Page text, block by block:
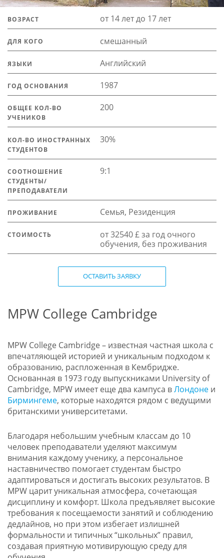
ВОЗРАСТ от 14 лет до 17 лет
ДЛЯ КОГО смешанный
ЯЗЫКИ Английский
ГОД ОСНОВАНИЯ 1987
ОБЩЕЕ КОЛ-ВО
УЧЕНИКОВ
200
КОЛ-ВО ИНОСТРАННЫХ
СТУДЕНТОВ
30%
СООТНОШЕНИЕ
СТУДЕНТЫ/
ПРЕПОДАВАТЕЛИ
9:1
ПРОЖИВАНИЕ Семья, Резиденция
СТОИМОСТЬ
от 32540 £ за год очного
обучения, без проживания
ОСТАВИТЬ ЗАЯВКУ
MPW College Cambridge
MPW College Cambridge – известная частная школа с
впечатляющей историей и уникальным подходом к
образованию, распложенная в Кембридже.
Основанная в 1973 году выпускниками University of
Cambridge, MPW имеет еще два кампуса вЛондонеи
Бирмингеме, которые находятся рядом с ведущими
британскими университетами.
Благодаря небольшим учебным классам до 10
человек преподаватели уделяют максимум
внимания каждому ученику, а персональное
наставничество помогает студентам быстро
адаптироваться и достигать высоких результатов. В
MPW царит уникальная атмосфера, сочетающая
дисциплину и комфорт. Школа предъявляет высокие
требования к посещаемости занятий и соблюдению
дедлайнов, но при этом избегает излишней
формальности и типичных “школьных” правил,
создавая приятную мотивирующую среду для